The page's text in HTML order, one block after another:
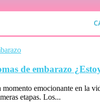
de embarazo
momento emocionante en la
etapas. Los...